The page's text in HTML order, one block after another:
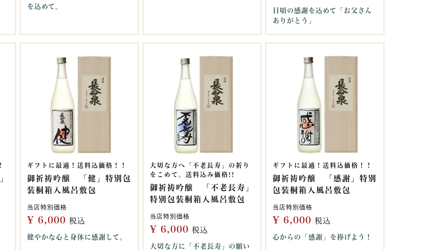
を込めて。
日頃の感謝を込めて「お父さん
ありがとう」
ギフトに最適！送料込価格！！
御祈祷吟醸 「健」特別包
装桐箱入風呂敷包
当店特別価格
¥ 6,000 税込
健やかな心と身体に感謝して。
大切な方へ「不老長寿」の祈り
をこめて。送料込み価格!!
御祈祷吟醸 「不老長寿」
特別包装桐箱入風呂敷包
当店特別価格
¥ 6,000 税込
大切な方に「不老長寿」の願い
ギフトに最適！送料込価格！！
御祈祷吟醸 「感謝」特別
包装桐箱入風呂敷包
当店特別価格
¥ 6,000 税込
心からの「感謝」を捧げよう！